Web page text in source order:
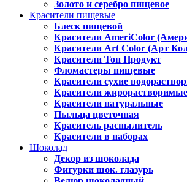
Золото и серебро пищевое
Красители пищевые
Блеск пищевой
Красители AmeriColor
Красители Art Color (Арт
Красители Топ Продукт
Фломастеры пищевые
Красители сухие
Красители жирорастворимые
Красители натуральные
Пыльца цветочная
Краситель распылитель
Красители в наборах
Шоколад
Декор из шоколада
Фигурки шок. глазурь